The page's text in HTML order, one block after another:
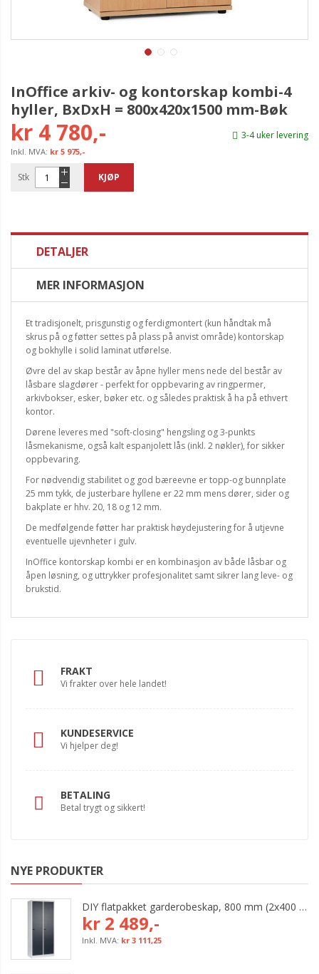
InOffice arkiv- og kontorskap kombi-4
hyller, BxDxH = 800x420x1500 mm-Bøk
3-4 uker levering
kr 4 780,-
kr 5 975,-
Stk KJØP
DETALJER
MER INFORMASJON
Et tradisjonelt, prisgunstig og ferdigmontert (kun håndtak må
skrus på og føtter settes på plass på anvist område) kontorskap
og bokhylle i solid laminat utførelse.
Øvre del av skap består av åpne hyller mens nede del består av
låsbare slagdører - perfekt for oppbevaring av ringpermer,
arkivbokser, esker, bøker etc. og således praktisk å ha på ethvert
kontor.
Dørene leveres med "soft-closing" hengsling og 3-punkts
låsmekanisme, også kalt espanjolett lås (inkl. 2 nøkler), for sikker
oppbevaring.
For nødvendig stabilitet og god bæreevne er topp-og bunnplate
25 mm tykk, de justerbare hyllene er 22 mm mens dører, sider og
bakplate er hhv. 20, 18 og 12 mm.
De medfølgende føtter har praktisk høydejustering for å utjevne
eventuelle ujevnheter i gulv.
InOffice kontorskap kombi er en kombinasjon av både låsbar og
åpen løsning, og uttrykker profesjonalitet samt sikrer lang leve- og
brukstid.
FRAKT
Vi frakter over hele landet!
KUNDESERVICE
Vi hjelper deg!
BETALING
Betal trygt og sikkert!
NYE PRODUKTER
DIY flatpakket garderobeskap, 800 mm (2x400 mm = 2 rom)
kr 2 489,-
kr 3 111,25